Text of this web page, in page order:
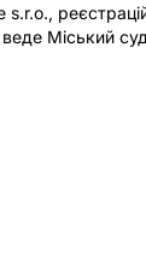
Міський